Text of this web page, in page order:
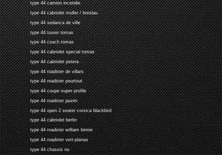
type 44 camion incendie
type 44 cabriolet muller / breslau
type 44 sedanca de ville
type 44 tourer tomas
type 44 coach tomas
type 44 cabriolet special tomas
type 44 cabriolet petera
type 44 roadster de villars
type 44 roadster pourtout
type 44 coupe super profile
type 44 roadster jaunin
type 44 open 2 seater corsica blackbird
type 44 cabriolet berlin
type 44 roadster william binnie
type 44 roadster vert-planas
type 44 chassis nu